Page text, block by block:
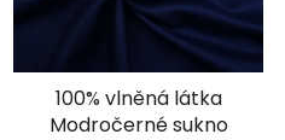
100% vlněná látka
Modročerné sukno